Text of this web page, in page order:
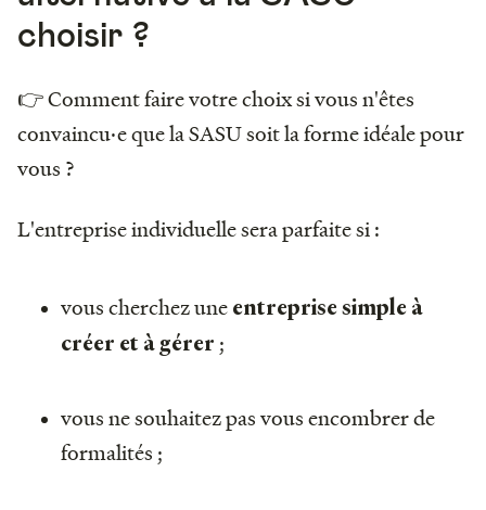
choisir ?
👉 Comment faire votre choix si vous n'êtes
convaincu·e que la SASU soit la forme idéale pour
vous ?
L'entreprise individuelle sera parfaite si :
vous cherchez une entreprise simple à
créer et à gérer ;
vous ne souhaitez pas vous encombrer de
formalités ;